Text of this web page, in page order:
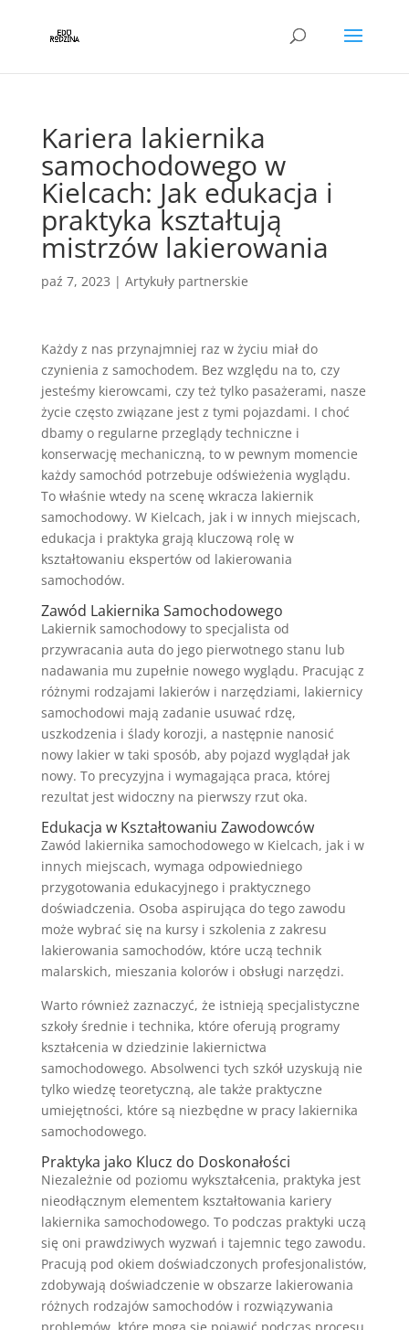
Kariera lakiernika
samochodowego w
Kielcach: Jak edukacja i
praktyka kształtują
mistrzów lakierowania
paź 7, 2023 | Artykuły partnerskie
Każdy z nas przynajmniej raz w życiu miał do
czynienia z samochodem. Bez względu na to, czy
jesteśmy kierowcami, czy też tylko pasażerami, nasze
życie często związane jest z tymi pojazdami. I choć
dbamy o regularne przeglądy techniczne i
konserwację mechaniczną, to w pewnym momencie
każdy samochód potrzebuje odświeżenia wyglądu.
To właśnie wtedy na scenę wkracza lakiernik
samochodowy. W Kielcach, jak i w innych miejscach,
edukacja i praktyka grają kluczową rolę w
kształtowaniu ekspertów od lakierowania
samochodów.
Zawód Lakiernika Samochodowego
Lakiernik samochodowy to specjalista od
przywracania auta do jego pierwotnego stanu lub
nadawania mu zupełnie nowego wyglądu. Pracując z
różnymi rodzajami lakierów i narzędziami, lakiernicy
samochodowi mają zadanie usuwać rdzę,
uszkodzenia i ślady korozji, a następnie nanosić
nowy lakier w taki sposób, aby pojazd wyglądał jak
nowy. To precyzyjna i wymagająca praca, której
rezultat jest widoczny na pierwszy rzut oka.
Edukacja w Kształtowaniu Zawodowców
Zawód lakiernika samochodowego w Kielcach, jak i w
innych miejscach, wymaga odpowiedniego
przygotowania edukacyjnego i praktycznego
doświadczenia. Osoba aspirująca do tego zawodu
może wybrać się na kursy i szkolenia z zakresu
lakierowania samochodów, które uczą technik
malarskich, mieszania kolorów i obsługi narzędzi.
Warto również zaznaczyć, że istnieją specjalistyczne
szkoły średnie i technika, które oferują programy
kształcenia w dziedzinie lakiernictwa
samochodowego. Absolwenci tych szkół uzyskują nie
tylko wiedzę teoretyczną, ale także praktyczne
umiejętności, które są niezbędne w pracy lakiernika
samochodowego.
Praktyka jako Klucz do Doskonałości
Niezależnie od poziomu wykształcenia, praktyka jest
nieodłącznym elementem kształtowania kariery
lakiernika samochodowego. To podczas praktyki uczą
się oni prawdziwych wyzwań i tajemnic tego zawodu.
Pracują pod okiem doświadczonych profesjonalistów,
zdobywają doświadczenie w obszarze lakierowania
różnych rodzajów samochodów i rozwiązywania